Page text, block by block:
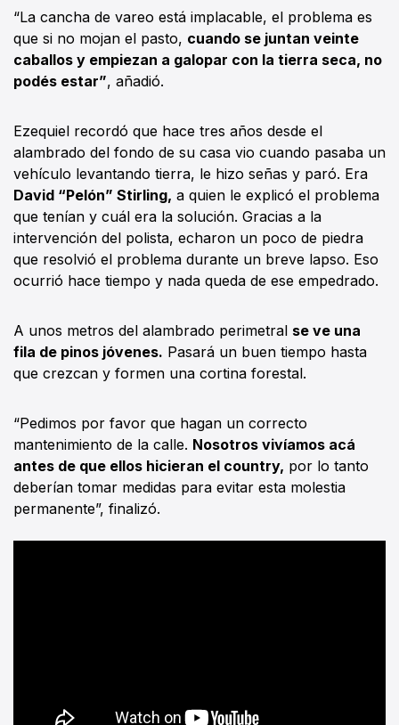
“La cancha de vareo está implacable, el problema es
que si no mojan el pasto, cuando se juntan veinte
caballos y empiezan a galopar con la tierra seca, no
podés estar”, añadió.
Ezequiel recordó que hace tres años desde el
alambrado del fondo de su casa vio cuando pasaba un
vehículo levantando tierra, le hizo señas y paró. Era
David “Pelón” Stirling, a quien le explicó el problema
que tenían y cuál era la solución. Gracias a la
intervención del polista, echaron un poco de piedra
que resolvió el problema durante un breve lapso. Eso
ocurrió hace tiempo y nada queda de ese empedrado.
A unos metros del alambrado perimetral se ve una
fila de pinos jóvenes. Pasará un buen tiempo hasta
que crezcan y formen una cortina forestal.
“Pedimos por favor que hagan un correcto
mantenimiento de la calle. Nosotros vivíamos acá
antes de que ellos hicieran el country, por lo tanto
deberían tomar medidas para evitar esta molestia
permanente”, finalizó.